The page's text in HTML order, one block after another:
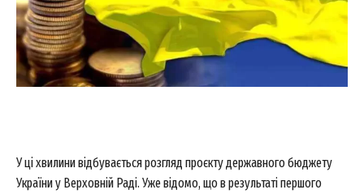
У ці хвилини відбувається розгляд проєкту державного бюджету
України у Верховній Раді. Уже відомо, що в результаті першого